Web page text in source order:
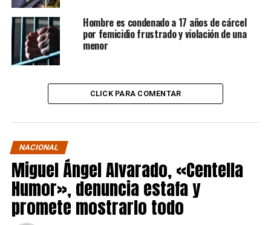
Hombre es condenado a 17 años de cárcel
por femicidio frustrado y violación de una
menor
CLICK PARA COMENTAR
NACIONAL
Miguel Ángel Alvarado, «Centella
Humor», denuncia estafa y
promete mostrarlo todo